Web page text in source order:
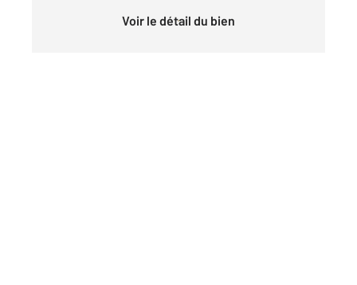
Voir le détail du bien